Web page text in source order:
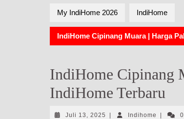
My IndiHome 2026 IndiHome
IndiHome Cipinang Muara | Harga
IndiHome Cipinang
IndiHome Terbaru
Juli 13, 2025 Juli
Indihome Indihome